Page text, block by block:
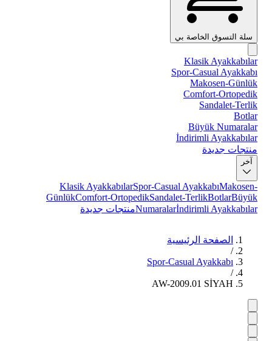
سلة التسوق الخاصة بي
Klasik Ayakkabılar
Spor-Casual Ayakkabı
Makosen-Günlük
Comfort-Ortopedik
Sandalet-Terlik
Botlar
Büyük Numaralar
İndirimli Ayakkabılar
منتجات جديدة
آخر
Klasik AyakkabılarSpor-Casual AyakkabıMakosen-
GünlükComfort-OrtopedikSandalet-TerlikBotlarBüyük
Numaralarİndirimli Ayakkabılar منتجات جديدة
الصفحة الرئيسية
/
Spor-Casual Ayakkabı
/
AW-2009.01 SİYAH